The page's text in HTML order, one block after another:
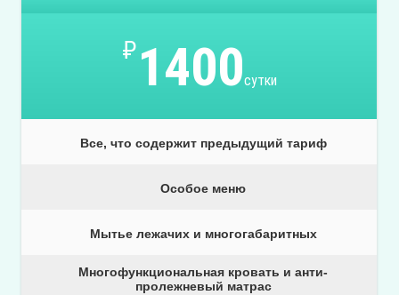
₽1400сутки
Все, что содержит предыдущий тариф
Особое меню
Мытье лежачих и многогабаритных
Многофункциональная кровать и анти-
пролежневый матрас